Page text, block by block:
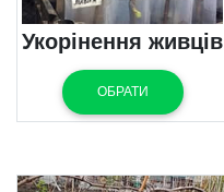
Укорінення живців
ОБРАТИ